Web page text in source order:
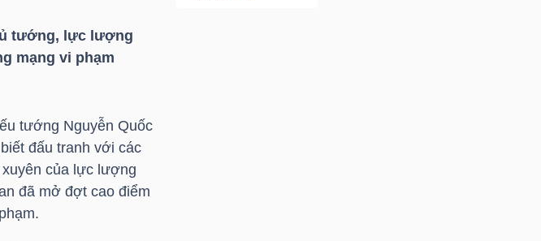
tướng, lực lượng
mạng vi phạm
tướng Nguyễn Quốc
đấu tranh với các
của lực lượng
đã mở đợt cao điểm